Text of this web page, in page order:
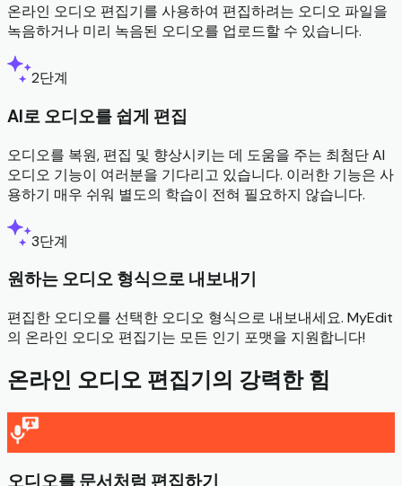
온라인 오디오 편집기를 사용하여 편집하려는 오디오 파일을
녹음하거나 미리 녹음된 오디오를 업로드할 수 있습니다.
2단계
AI로 오디오를 쉽게 편집
오디오를 복원, 편집 및 향상시키는 데 도움을 주는 최첨단 AI
오디오 기능이 여러분을 기다리고 있습니다. 이러한 기능은 사
용하기 매우 쉬워 별도의 학습이 전혀 필요하지 않습니다.
3단계
원하는 오디오 형식으로 내보내기
편집한 오디오를 선택한 오디오 형식으로 내보내세요. MyEdit
의 온라인 오디오 편집기는 모든 인기 포맷을 지원합니다!
온라인 오디오 편집기의 강력한 힘
오디오를 문서처럼 편집하기